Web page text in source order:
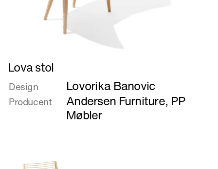
Læs
mere
om
Lova
stol
Lova stol
Design Lovorika Banovic
Producent Andersen Furniture, PP
Møbler